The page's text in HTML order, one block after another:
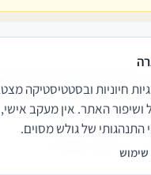
צור קשר נגישות
חיוניות ובסטטיסטיקה
האתר. אין מעקב אישי,
התנהגותי של גולש מסוים.